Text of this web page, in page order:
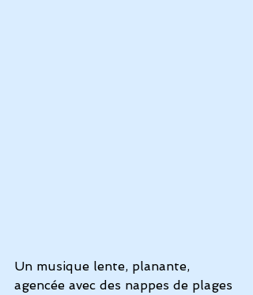
Un musique lente, planante,
agencée avec des nappes de plages